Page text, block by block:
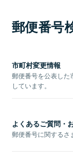
郵便番号
市町村変更情報
郵便番号を公表した
しています。
よくあるご質問・
郵便番号に関するさ